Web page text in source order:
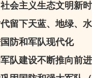
会主义生态文明新
留下天蓝、地绿、
防和军队现代化
队建设不断推向前